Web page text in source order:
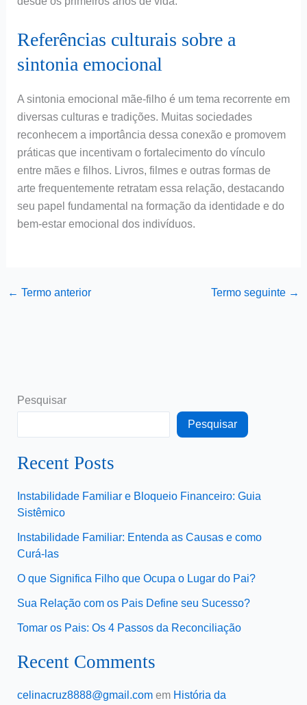
Referências culturais sobre a
sintonia emocional
A sintonia emocional mãe-filho é um tema recorrente em
diversas culturas e tradições. Muitas sociedades
reconhecem a importância dessa conexão e promovem
práticas que incentivam o fortalecimento do vínculo
entre mães e filhos. Livros, filmes e outras formas de
arte frequentemente retratam essa relação, destacando
seu papel fundamental na formação da identidade e do
bem-estar emocional dos indivíduos.
← Termo anterior Termo seguinte →
Pesquisar
Pesquisar
Recent Posts
Instabilidade Familiar e Bloqueio Financeiro: Guia
Sistêmico
Instabilidade Familiar: Entenda as Causas e como
Curá-las
O que Significa Filho que Ocupa o Lugar do Pai?
Sua Relação com os Pais Define seu Sucesso?
Tomar os Pais: Os 4 Passos da Reconciliação
Recent Comments
celinacruz8888@gmail.comem História da